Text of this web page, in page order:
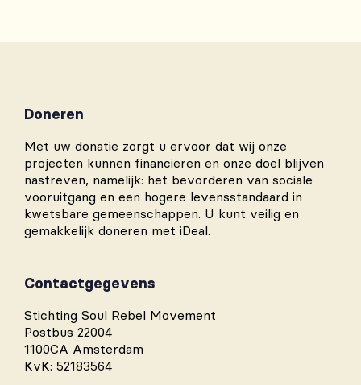
Doneren
Met uw donatie zorgt u ervoor dat wij onze
projecten kunnen financieren en onze doel blijven
nastreven, namelijk: het bevorderen van sociale
vooruitgang en een hogere levensstandaard in
kwetsbare gemeenschappen. U kunt veilig en
gemakkelijk doneren met iDeal.
Contactgegevens
Stichting Soul Rebel Movement
Postbus 22004
1100CA Amsterdam
KvK: 52183564